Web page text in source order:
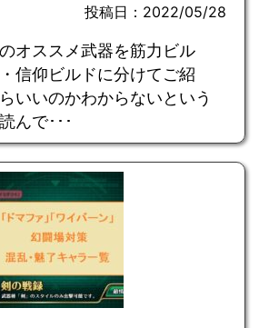
投稿日：2022/05/28
オススメ武器を筋力ビル
信仰ビルドに分けてご紹
いいのかわからないという
んで･･･